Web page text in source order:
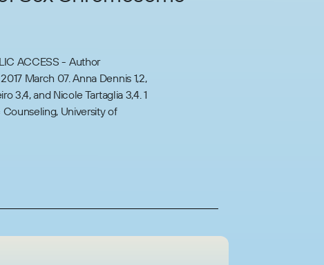
ACCESS - Author
March 07. Anna Dennis 1,2,
3,4, and Nicole Tartaglia 3,4. 1
University of